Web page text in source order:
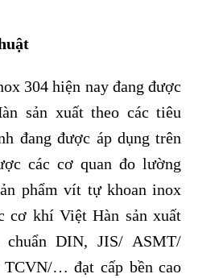
304 hiện nay đang được
sản xuất theo các tiêu
đang được áp dụng trên
các cơ quan đo lường
phẩm vít tự khoan inox
cơ khí Việt Hàn sản xuất
chuẩn DIN, JIS/ ASMT/
… đạt cấp bền cao